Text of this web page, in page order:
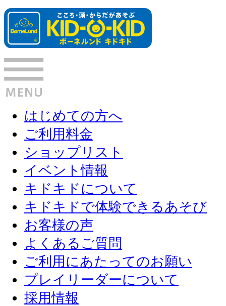
はじめての方へ
ご利用料金
ショップリスト
イベント情報
キドキドについて
キドキドで体験できるあそび
お客様の声
よくあるご質問
ご利用にあたってのお願い
プレイリーダーについて
採用情報